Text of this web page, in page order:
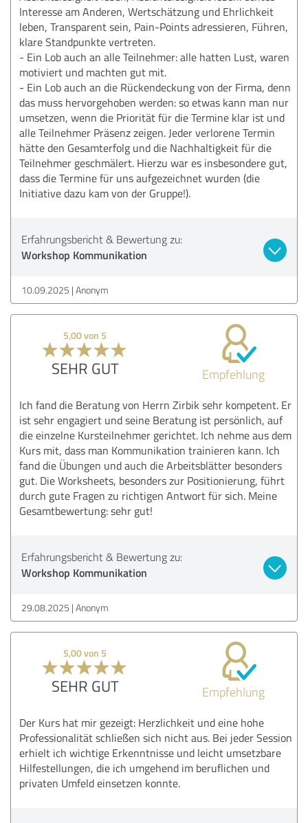
Interesse am Anderen, Wertschätzung und Ehrlichkeit
leben, Transparent sein, Pain-Points adressieren, Führen,
klare Standpunkte vertreten.
- Ein Lob auch an alle Teilnehmer: alle hatten Lust, waren
motiviert und machten gut mit.
- Ein Lob auch an die Rückendeckung von der Firma, denn
das muss hervorgehoben werden: so etwas kann man nur
umsetzen, wenn die Priorität für die Termine klar ist und
alle Teilnehmer Präsenz zeigen. Jeder verlorene Termin
hätte den Gesamterfolg und die Nachhaltigkeit für die
Teilnehmer geschmälert. Hierzu war es insbesondere gut,
dass die Termine für uns aufgezeichnet wurden (die
Initiative dazu kam von der Gruppe!).
Erfahrungsbericht & Bewertung zu:
Workshop Kommunikation
10.09.2025 Anonym
5,00 von 5
SEHR GUT Empfehlung
Ich fand die Beratung von Herrn Zirbik sehr kompetent. Er
ist sehr engagiert und seine Beratung ist persönlich, auf
die einzelne Kursteilnehmer gerichtet. Ich nehme aus dem
Kurs mit, dass man Kommunikation trainieren kann. Ich
fand die Übungen und auch die Arbeitsblätter besonders
gut. Die Worksheets, besonders zur Positionierung, führt
durch gute Fragen zu richtigen Antwort für sich. Meine
Gesamtbewertung: sehr gut!
Erfahrungsbericht & Bewertung zu:
Workshop Kommunikation
29.08.2025 Anonym
5,00 von 5
SEHR GUT Empfehlung
Der Kurs hat mir gezeigt: Herzlichkeit und eine hohe
Professionalität schließen sich nicht aus. Bei jeder Session
erhielt ich wichtige Erkenntnisse und leicht umsetzbare
Hilfestellungen, die ich umgehend im beruflichen und
privaten Umfeld einsetzen konnte.